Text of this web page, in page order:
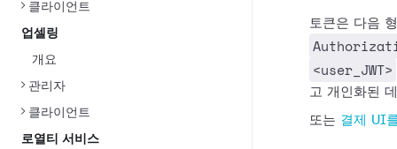
클라이언트
업셀링
개요
관리자
클라이언트
로열티 서비스
토큰은 다음
<user_JWT>
고 개인화된
또는 결제 UI